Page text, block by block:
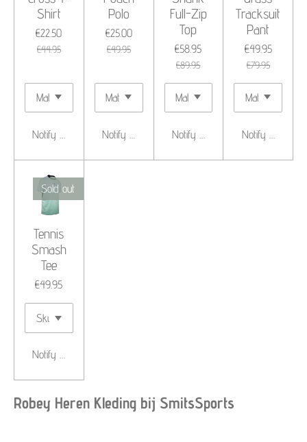
Shirt
€22.50
€44.95
Notify me when available
Polo
€25.00
€49.95
Notify me when available
Full-Zip
Top
€58.95
€89.95
Notify me when available
Tracksuit
Pant
€49.95
€79.95
Notify me
Sold out
Tennis
Smash
Tee
€49.95
Notify me when available
Robey Heren Kleding bij SmitsSports